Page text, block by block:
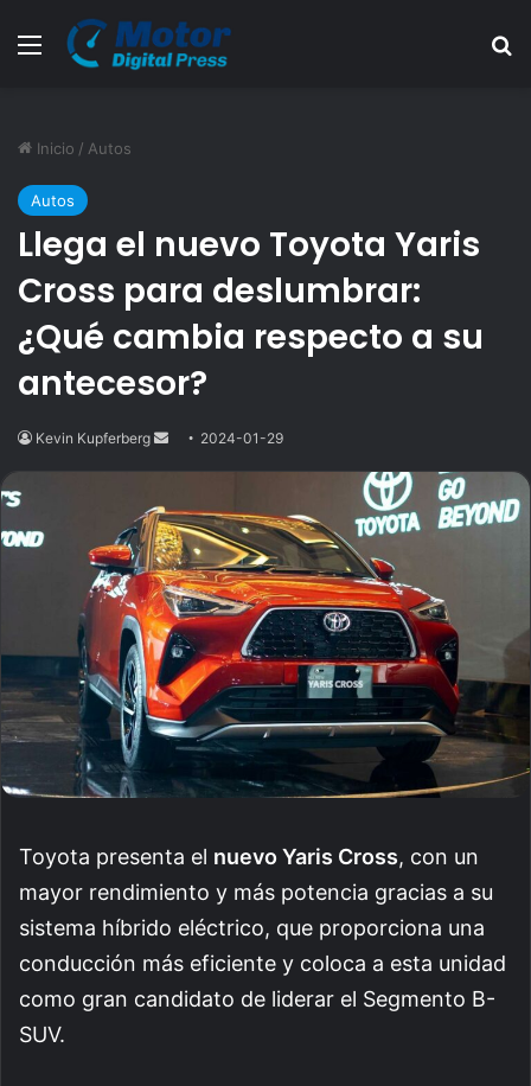
Menú
Inicio / Autos
Autos
Llega el nuevo Toyota Yaris
Cross para deslumbrar:
¿Qué cambia respecto a su
antecesor?
Kevin Kupferberg
Send2024-01-29
Toyota presenta el nuevo Yaris Cross, con un
mayor rendimiento y más potencia gracias a su
sistema híbrido eléctrico, que proporciona una
conducción más eficiente y coloca a esta unidad
como gran candidato de liderar el Segmento B-
SUV.